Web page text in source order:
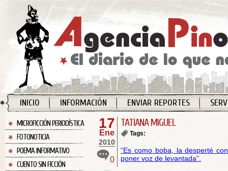
INICIO INFORMACIÓN ENVIAR REPORTES
MICROFICCIÓN PERIODÍSTICA
FOTONOTICIA
POEMA INFORMATIVO
CUENTO SIN FICCIÓN
17
Ene
2010
0
TATIANA MIGUEL
Tags:
“Es como boba, la desperté
poner voz de levantada”.